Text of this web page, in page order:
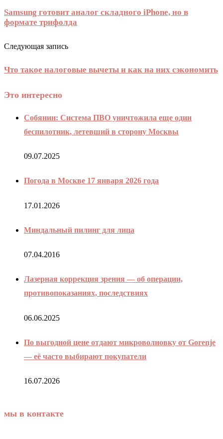
Samsung готовит аналог складного iPhone, но в
формате трифолда
Следующая запись
Что такое налоговые вычеты и как на них сэкономить
Это интересно
Собянин: Система ПВО уничтожила еще один
беспилотник, летевший в сторону Москвы
09.07.2025
Погода в Москве 17 января 2026 года
17.01.2026
Миндальный пилинг для лица
07.04.2016
Лазерная коррекция зрения — об операции,
противопоказаниях, последствиях
06.06.2025
По выгодной цене отдают микроволновку от Gorenje
— её часто выбирают покупатели
16.07.2026
мы в контакте